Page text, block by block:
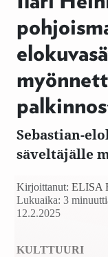
Sebastian-
säveltäjälle
12.2.2025
Kirjoittanut: ELISA
Lukuaika: 3
KULTTUURI